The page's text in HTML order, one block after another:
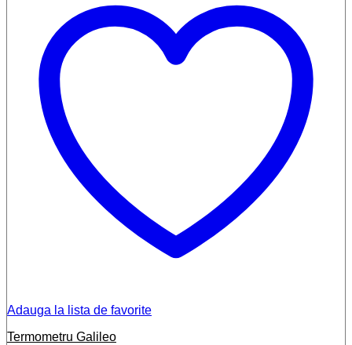
Adauga la lista de favorite
Termometru Galileo